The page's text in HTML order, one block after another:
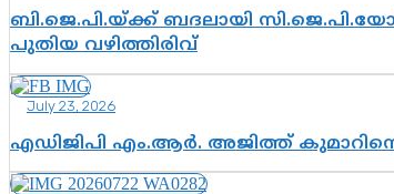
ബി.ജെ.പി.യ്ക്ക് ബദലായി
പുതിയ വഴിത്തിരിവ്
July 23, 2026
എഡിജിപി എം.ആർ. അജിത്ത്